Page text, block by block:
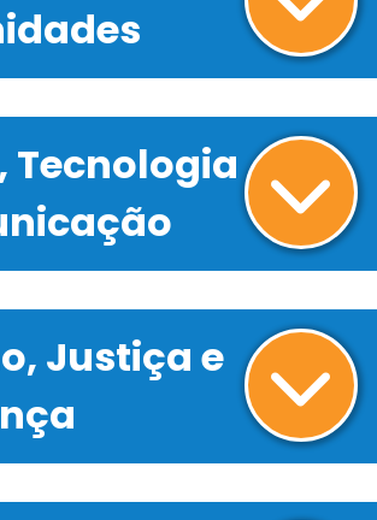
Tecnologia
Justiça e